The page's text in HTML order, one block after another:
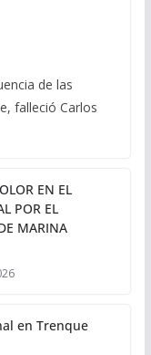
de las
falleció Carlos
EN EL
POR EL
MARINA
en Trenque